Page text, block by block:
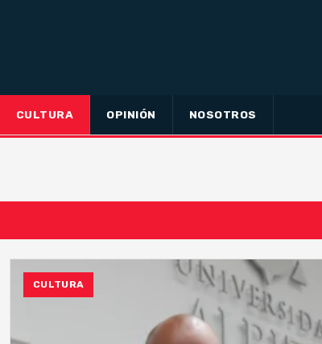
CULTURA OPINIÓN NOSOTROS
CULTURA